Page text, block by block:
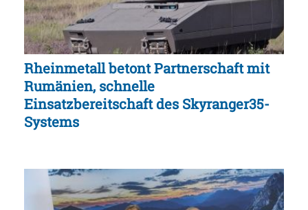
Rheinmetall betont Partnerschaft mit
Rumänien, schnelle
Einsatzbereitschaft des Skyranger35-
Systems